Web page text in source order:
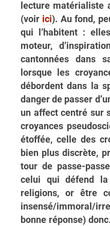
lecture matérialiste
(voir ici). Au fond,
qui l’habitent :
moteur,
cantonnées dans
lorsque les
débordent dans la
danger de passer
un affect centré sur
croyances
étoffée, celle des
bien plus discrète,
tour de passe-
celui qui défend
religions, or être
insensé/immoral/
bonne réponse)